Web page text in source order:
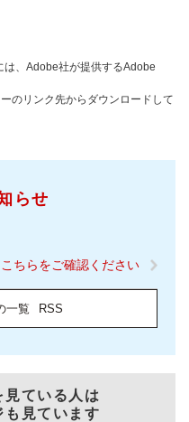
は、Adobe社が提供するAdobe
のリンク先からダウンロードして
らせ
ちらをご確認ください
一覧 RSS
見ている人は
も見ています